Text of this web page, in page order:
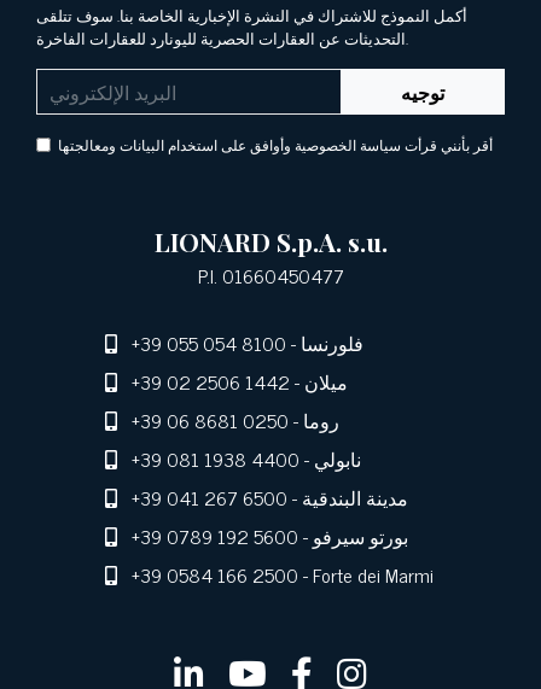
أكمل النموذج للاشتراك في النشرة الإخبارية الخاصة بنا. سوف تتلقى
التحديثات عن العقارات الحصرية لليونارد للعقارات الفاخرة.
توجيه
أقر بأنني قرأت سياسة الخصوصية وأوافق على استخدام البيانات ومعالجتها
LIONARD S.p.A. s.u.
P.I. 01660450477
+39 055 054 8100 - فلورنسا
+39 02 2506 1442 - ميلان
+39 06 8681 0250 - روما
+39 081 1938 4400 - نابولي
+39 041 267 6500 - مدينة البندقية
+39 0789 192 5600 - بورتو سيرفو
+39 0584 166 2500- Forte dei Marmi